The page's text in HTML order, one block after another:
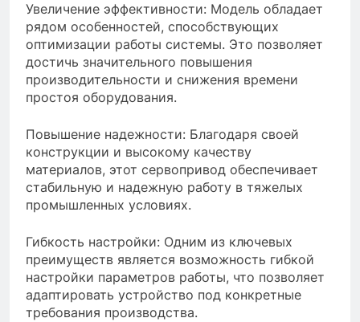
Увеличение эффективности: Модель обладает
рядом особенностей, способствующих
оптимизации работы системы. Это позволяет
достичь значительного повышения
производительности и снижения времени
простоя оборудования.
Повышение надежности: Благодаря своей
конструкции и высокому качеству
материалов, этот сервопривод обеспечивает
стабильную и надежную работу в тяжелых
промышленных условиях.
Гибкость настройки: Одним из ключевых
преимуществ является возможность гибкой
настройки параметров работы, что позволяет
адаптировать устройство под конкретные
требования производства.